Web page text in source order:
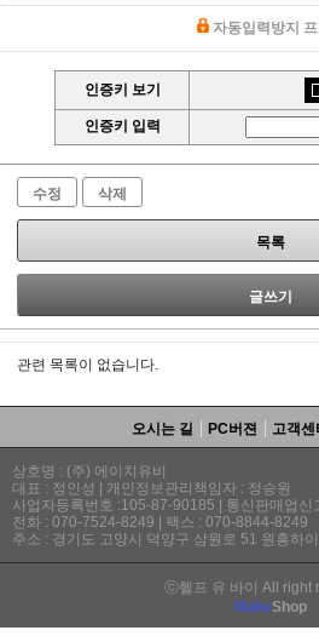
자동입력방지
인증키 보기
인증키 입력
수정 삭제
목록
글쓰기
관련 목록이 없습니다.
오시는 길 PC버젼 고객센
상호명 : (주) 에이치유비
대표 : 정인성 | 개인정보관리책임자 : 정승원
사업자등록번호 :105-87-90185 | 통신판매업
전화 : 070-7524-8249 | 팩스 : 070-8844-8249
주소 : 경기도 고양시 덕양구 삼원로 51 원흥하
ⓒ헬프 유 바이 All right
MakeShop